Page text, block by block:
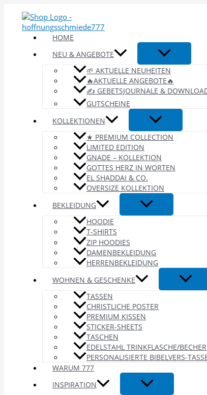
Inhalt
springen
HOME
NEU & ANGEBOTE
🌱 AKTUELLE NEUHEITEN
🔥AKTUELLE ANGEBOTE🔥
✍️ GEBETSJOURNALE &
GUTSCHEINE
KOLLEKTIONEN
★ PREMIUM COLLECTION
LIMITED EDITION
GNADE – KOLLEKTION
GOTTES HERZ IN WORTEN
EL SHADDAI & CO.
OVERSIZE KOLLEKTION
BEKLEIDUNG
HOODIE
T-SHIRTS
ZIP HOODIES
DAMENBEKLEIDUNG
HERRENBEKLEIDUNG
WOHNEN & GESCHENKE
TASSEN
CHRISTLICHE POSTER
PREMIUM KISSEN
STICKER-SHEETS
TASCHEN
EDELSTAHL TRINKFLASCHE/BECHER
PERSONALISIERTE BIBELVERS-
WARUM 777
INSPIRATION